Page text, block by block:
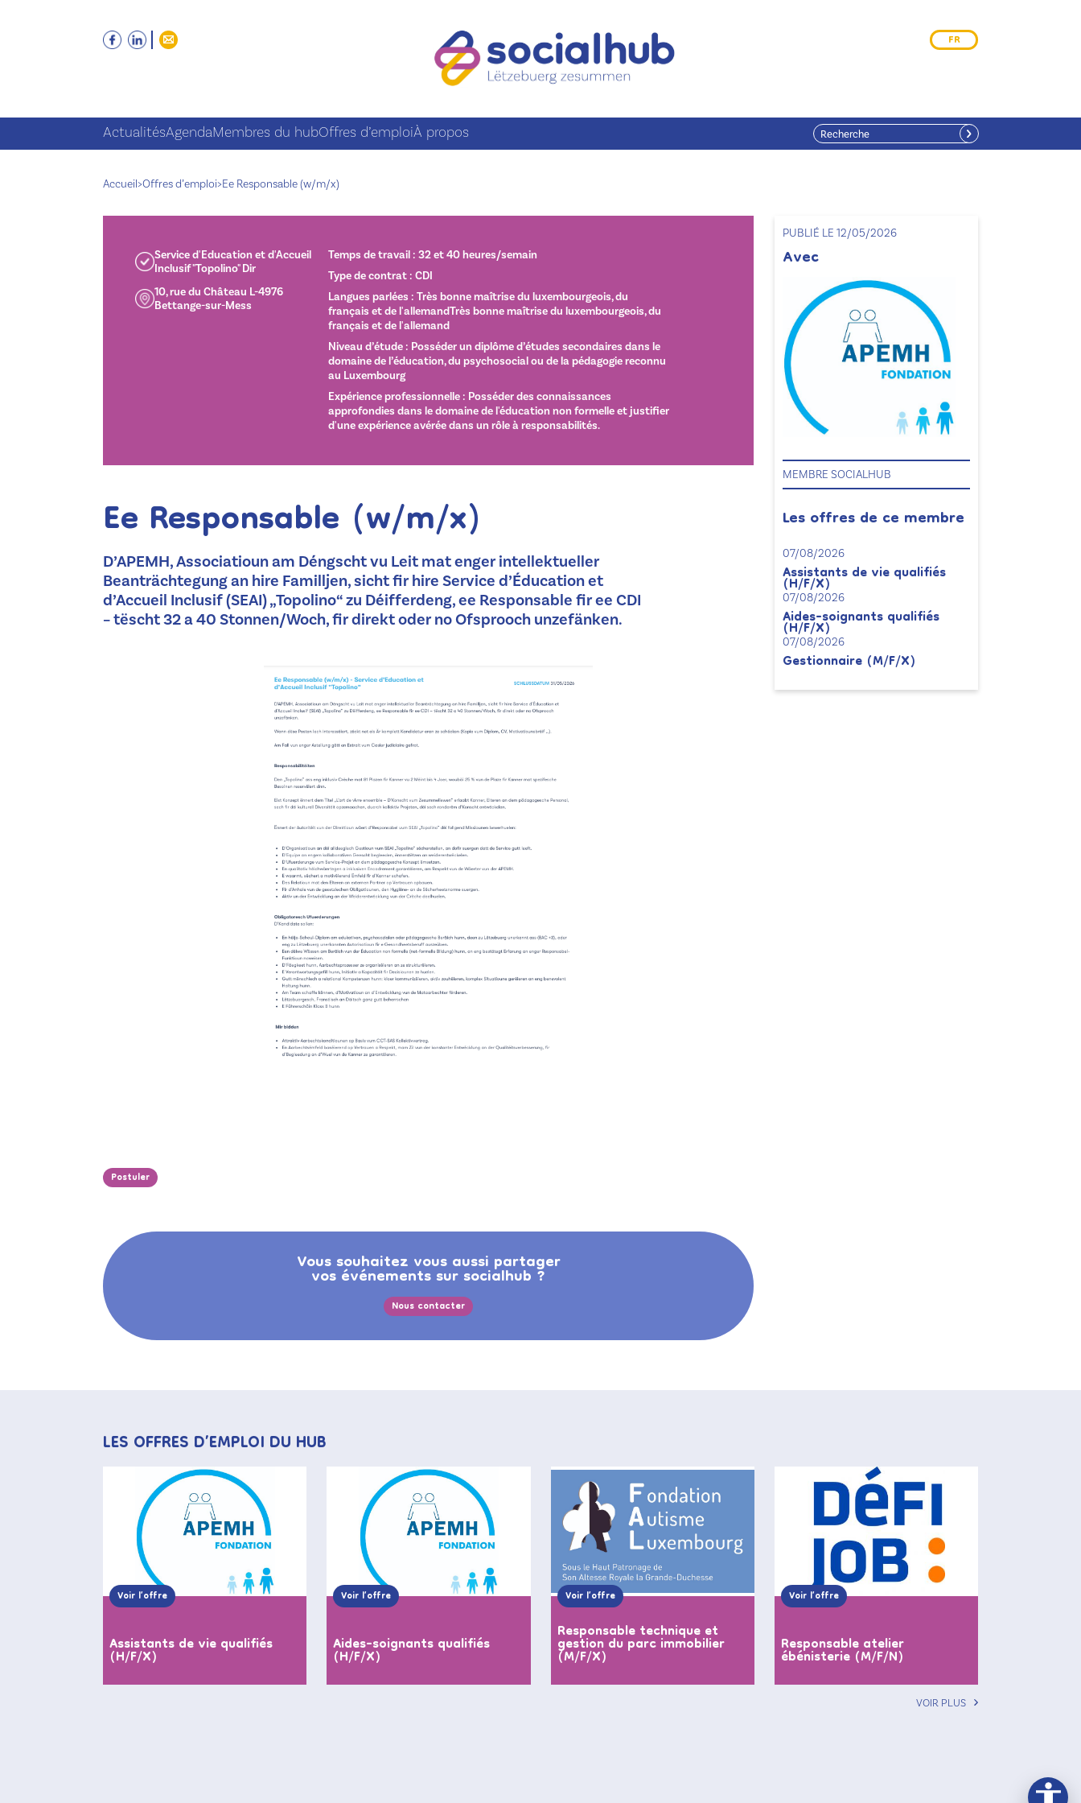
FR
ActualitésAgendaMembres du hubOffres d’emploiÀ propos
Accueil>Offres d’emploi>Ee Responsable (w/m/x)
PUBLIÉ LE 12/05/2026
Avec
MEMBRE SOCIALHUB
Les offres de ce membre
07/08/2026
Assistants de vie qualifiés
(H/F/X)
07/08/2026
Aides-soignants qualifiés
(H/F/X)
07/08/2026
Gestionnaire (M/F/X)
Service d'Education et d'Accueil
Inclusif "Topolino" Dir
10, rue du Château L-4976
Bettange-sur-Mess
Temps de travail : 32 et 40 heures/semain
Type de contrat : CDI
Langues parlées : Très bonne maîtrise du luxembourgeois, du
français et de l'allemandTrès bonne maîtrise du luxembourgeois, du
français et de l'allemand
Niveau d’étude : Posséder un diplôme d’études secondaires dans le
domaine de l’éducation, du psychosocial ou de la pédagogie reconnu
au Luxembourg
Expérience professionnelle : Posséder des connaissances
approfondies dans le domaine de l'éducation non formelle et justifier
d'une expérience avérée dans un rôle à responsabilités.
Ee Responsable (w/m/x)
D’APEMH, Associatioun am Déngscht vu Leit mat enger intellektueller
Beanträchtegung an hire Familljen, sicht fir hire Service d’Éducation et
d’Accueil Inclusif (SEAI) „Topolino“ zu Déifferdeng, ee Responsable fir ee CDI
– tëscht 32 a 40 Stonnen/Woch, fir direkt oder no Ofsprooch unzefänken.
Postuler
Vous souhaitez vous aussi partager
vos événements sur socialhub ?
Nous contacter
LES OFFRES D’EMPLOI DU HUB
Voir l’offre
Assistants de vie qualifiés
(H/F/X)
Voir l’offre
Aides-soignants qualifiés
(H/F/X)
Voir l’offre
Responsable technique et
gestion du parc immobilier
(M/F/X)
Voir l’offre
Responsable atelier
ébénisterie (M/F/N)
VOIR PLUS